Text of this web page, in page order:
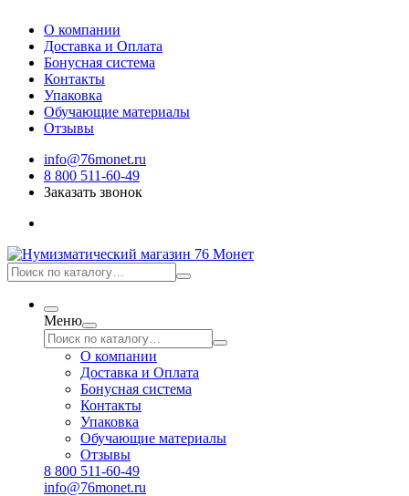
О компании
Доставка и Оплата
Бонусная система
Контакты
Упаковка
Обучающие материалы
Отзывы
info@76monet.ru
8 800 511-60-49
Заказать звонок
Меню
О компании
Доставка и Оплата
Бонусная система
Контакты
Упаковка
Обучающие материалы
Отзывы
8 800 511-60-49
info@76monet.ru